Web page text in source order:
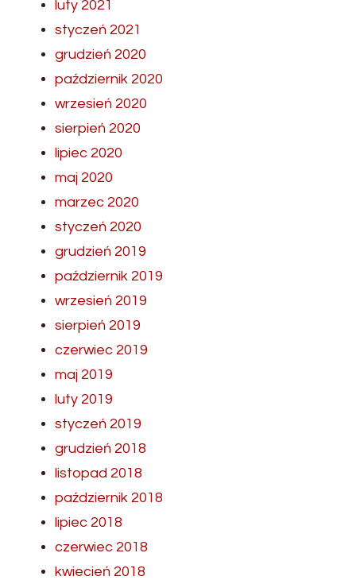
luty 2021
styczeń 2021
grudzień 2020
październik 2020
wrzesień 2020
sierpień 2020
lipiec 2020
maj 2020
marzec 2020
styczeń 2020
grudzień 2019
październik 2019
wrzesień 2019
sierpień 2019
czerwiec 2019
maj 2019
luty 2019
styczeń 2019
grudzień 2018
listopad 2018
październik 2018
lipiec 2018
czerwiec 2018
kwiecień 2018